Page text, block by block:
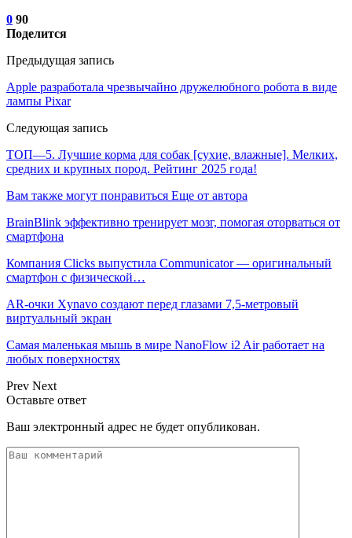
0 90
Поделится
Предыдущая запись
Apple разработала чрезвычайно дружелюбного робота в виде
лампы Pixar
Следующая запись
ТОП—5. Лучшие корма для собак [сухие, влажные]. Мелких,
средних и крупных пород. Рейтинг 2025 года!
Вам также могут понравиться Еще от автора
BrainBlink эффективно тренирует мозг, помогая оторваться от
смартфона
Компания Clicks выпустила Communicator — оригинальный
смартфон с физической…
AR-очки Xynavo создают перед глазами 7,5-метровый
виртуальный экран
Самая маленькая мышь в мире NanoFlow i2 Air работает на
любых поверхностях
Prev Next
Оставьте ответ
Ваш электронный адрес не будет опубликован.